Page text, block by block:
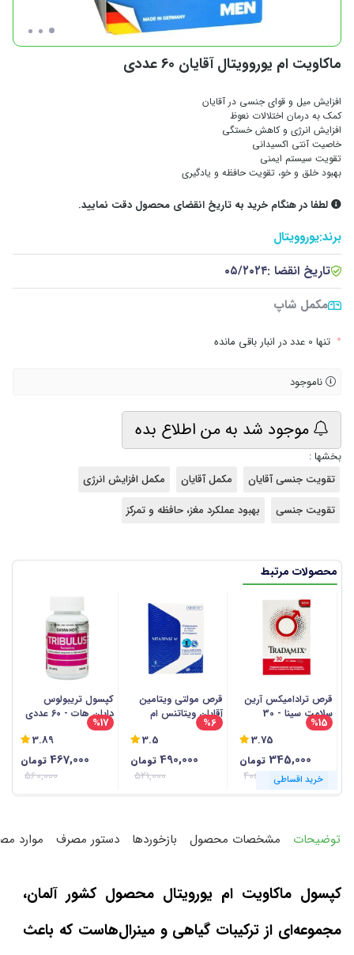
ماکاویت ام یوروویتال آقایان 60 عددی
افزایش میل و قوای جنسی در آقایان
کمک به درمان اختلالات نعوظ
افزایش انرژی و کاهش خستگی
خاصیت آنتی اکسیدانی
تقویت سیستم ایمنی
بهبود خلق و خو، تقویت حافظه و یادگیری
لطفا در هنگام خرید به تاریخ انقضای محصول دقت نمایید.
برند:یوروویتال
تاریخ انقضا :۰۵/۲۰۲۴
مکمل شاپ
• تنها 0 عدد در انبار باقی مانده
ناموجود
موجود شد به من اطلاع بده
بخشها :
تقویت جنسی آقایان
مکمل آقایان
مکمل افزایش انرژی
تقویت جنسی
بهبود عملکرد مغز، حافظه و تمرکز
محصولات مرتبط
قرص ترادامیکس آرین
سلامت سینا - 30
عددی
3.75
%15
345,000 تومان
405,000خرید اقساطی
قرص مولتی ویتامین
آقایان ویتاتنس ام
رامونا - 30 عددی
3.5
%6
490,000 تومان
521,000 خرید اقساطی
کپسول تریبولوس
دایان هات - 60 عددی
3.89
%17
467,000 تومان
560,000 خرید اقساطی
خرید اقساطی
خرید اقساطی
خرید اقساطی
خرید اقساطی
خرید اقساطی
خرید اقساطی
خرید اقساطی
خرید اقساطی
خرید اقساطی
توضیحات مشخصات محصول بازخوردها دستور مصرف موارد
کپسول ماکاویت ام یورویتال محصول کشور آلمان،
مجموعه‌ای از ترکیبات گیاهی و مینرال‌هاست که باعث